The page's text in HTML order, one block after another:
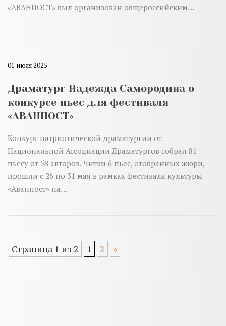
«АВАНПОСТ» был организован общероссийским…
01 июля 2025
Драматург Надежда Самородина о
конкурсе пьес для фестиваля
«АВАНПОСТ»
Конкурс патриотической драматургии от
Национальной Ассоциации Драматургов собрал 81
пьесу от 58 авторов. Читки 6 пьес, отобранных жюри,
прошли с 26 по 31 мая в рамках фестиваля культуры
«Аванпост» на…
Страница 1 из 2 1 2 »